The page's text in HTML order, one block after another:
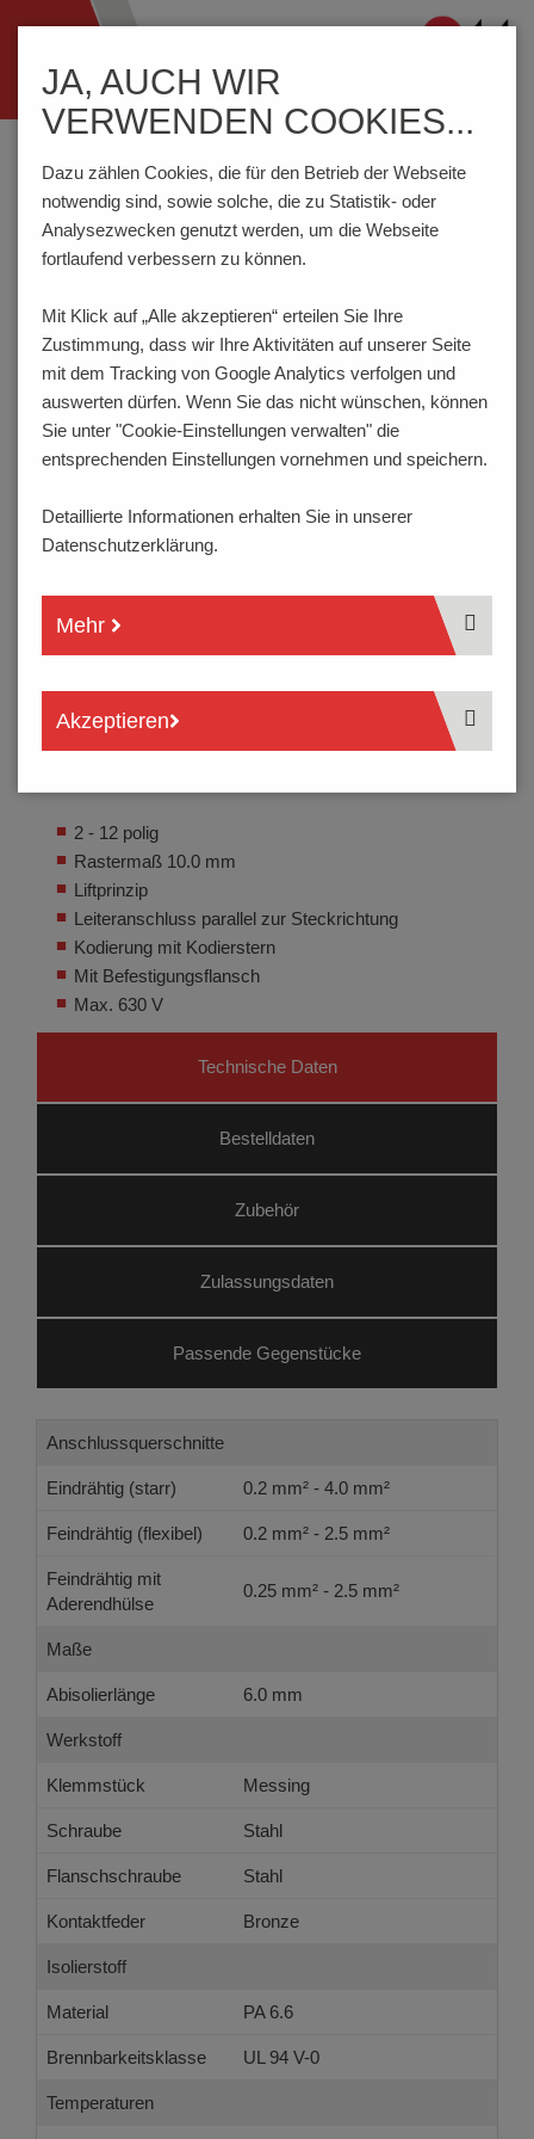
ein-/ausblenden
Home Komponenten
Anschlusstechnik
AK950/..F-10.0-GRÜN
AK950/..F-10.0-GRÜN
2 - 12 polig
Rastermaß 10.0 mm
Liftprinzip
Leiteranschluss parallel zur Steckrichtung
Kodierung mit Kodierstern
Mit Befestigungsflansch
Max. 630 V
Technische Daten
Bestelldaten
Zubehör
Zulassungsdaten
Passende Gegenstücke
Anschlussquerschnitte
Eindrähtig (starr) 0.2 mm² - 4.0 mm²
Feindrähtig (flexibel) 0.2 mm² - 2.5 mm²
Feindrähtig mit
Aderendhülse
0.25 mm² - 2.5 mm²
Maße
Abisolierlänge 6.0 mm
Werkstoff
Klemmstück Messing
Schraube Stahl
Flanschschraube Stahl
Kontaktfeder Bronze
Isolierstoff
Material PA 6.6
Brennbarkeitsklasse UL 94 V-0
Temperaturen
JA, AUCH WIR
VERWENDEN COOKIES...
Dazu zählen Cookies, die für den Betrieb der Webseite
notwendig sind, sowie solche, die zu Statistik- oder
Analysezwecken genutzt werden, um die Webseite
fortlaufend verbessern zu können.
Mit Klick auf „Alle akzeptieren“ erteilen Sie Ihre
Zustimmung, dass wir Ihre Aktivitäten auf unserer Seite
mit dem Tracking von Google Analytics verfolgen und
auswerten dürfen. Wenn Sie das nicht wünschen, können
Sie unter "Cookie-Einstellungen verwalten" die
entsprechenden Einstellungen vornehmen und speichern.
Detaillierte Informationen erhalten Sie in unserer
Datenschutzerklärung.
Mehr
Akzeptieren